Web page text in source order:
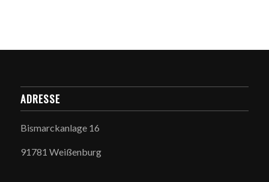
ADRESSE
Bismarckanlage 16
91781 Weißenburg